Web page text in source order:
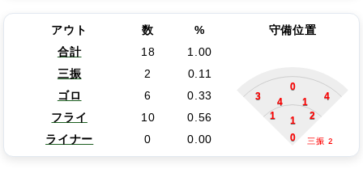
アウト 数 %
守備位置
合計
18
1.00
三振
2 0.11
3
0
4
4
1
1
2
1
0 三振 2
ゴロ 6
0.33
フライ
10
0.56
ライナー
0 0.00